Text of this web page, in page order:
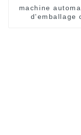
machine
d'emballage